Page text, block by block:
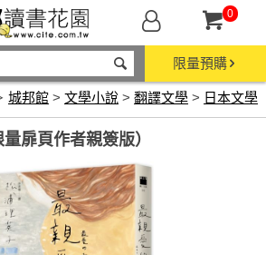
0
限量預購
城邦館 > 文學小說 > 翻譯文學 > 日本文學
扉頁作者親簽版）